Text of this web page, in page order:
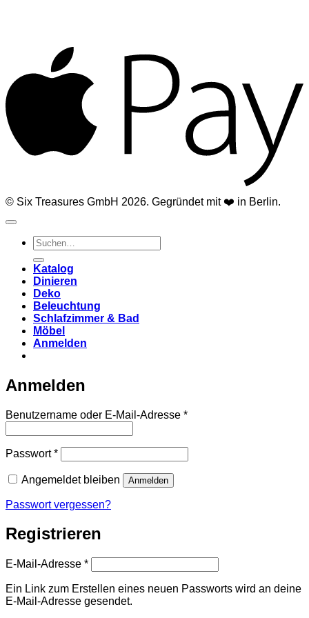
© Six Treasures GmbH 2026. Gegründet mit ❤️ in Berlin.
Suchen
nach:
Katalog
Dinieren
Deko
Beleuchtung
Schlafzimmer & Bad
Möbel
Anmelden
Anmelden
Benutzername oder E-Mail-Adresse *Erforderlich
Passwort*Erforderlich
Angemeldet bleiben Anmelden
Passwort vergessen?
Registrieren
E-Mail-Adresse *Erforderlich
Ein Link zum Erstellen eines neuen Passworts wird an deine
E-Mail-Adresse gesendet.